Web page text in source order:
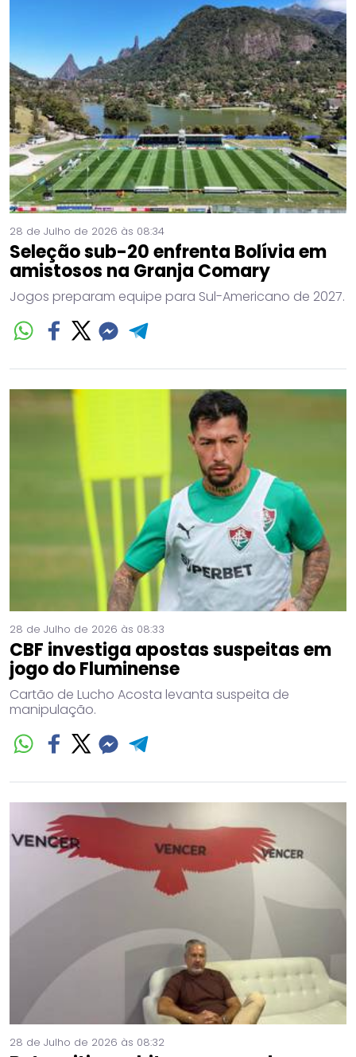
28 de Julho de 2026 às 08:34
Seleção sub-20 enfrenta Bolívia em
amistosos na Granja Comary
Jogos preparam equipe para Sul-Americano de 2027.
28 de Julho de 2026 às 08:33
CBF investiga apostas suspeitas em
jogo do Fluminense
Cartão de Lucho Acosta levanta suspeita de
manipulação.
28 de Julho de 2026 às 08:32